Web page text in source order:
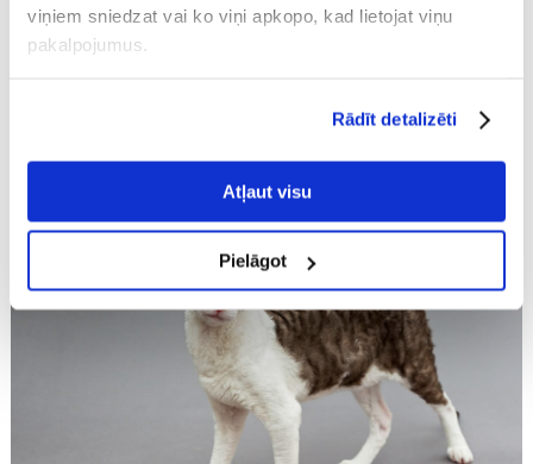
viņiem sniedzat vai ko viņi apkopo, kad lietojat viņu
pakalpojumus.
Rādīt detalizēti
Atļaut visu
Pielāgot
uzticība savam turētājam iemantoja daudzus cienītājus
Amerikā un Apvienotajā...